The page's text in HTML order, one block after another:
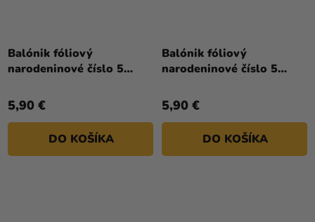
Balónik fóliový
narodeninové číslo 5
5,90 €
DO KOŠÍKA
Balónik fóliový
narodeninové číslo 5
hodnotenie
produktu
5
hviezdičiek.
5,90 €
DO KOŠÍKA